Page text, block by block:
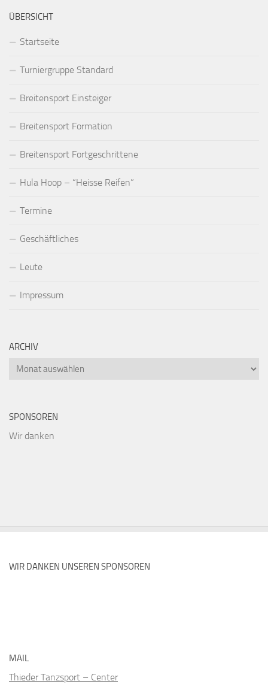
ÜBERSICHT
Startseite
Turniergruppe Standard
Breitensport Einsteiger
Breitensport Formation
Breitensport Fortgeschrittene
Hula Hoop – “Heisse Reifen”
Termine
Geschäftliches
Leute
Impressum
ARCHIV
Archiv
SPONSOREN
Wir danken
WIR DANKEN UNSEREN SPONSOREN
MAIL
Thieder Tanzsport – Center